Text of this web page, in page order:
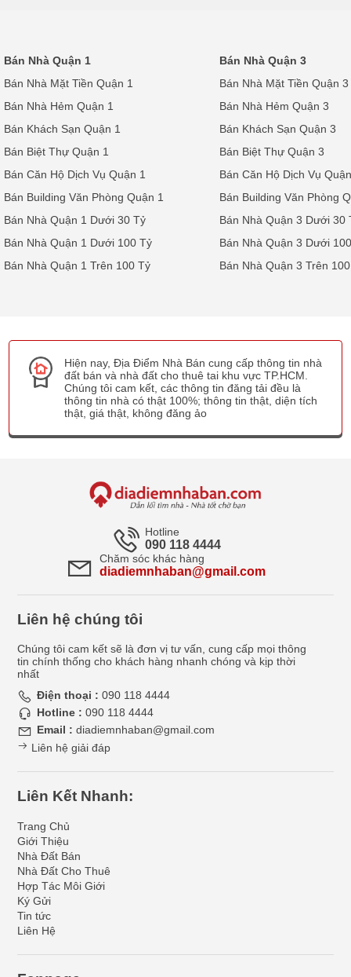
Bán Nhà Quận 1
Bán Nhà Quận 3
Bán Nhà Mặt Tiền Quận 1
Bán Nhà Mặt Tiền Quận 3
Bán Nhà Hẻm Quận 1
Bán Nhà Hẻm Quận 3
Bán Khách Sạn Quận 1
Bán Khách Sạn Quận 3
Bán Biệt Thự Quận 1
Bán Biệt Thự Quận 3
Bán Căn Hộ Dịch Vụ Quận 1
Bán Căn Hộ Dịch Vụ
Bán Building Văn Phòng Quận 1
Bán Building Văn Phòng
Bán Nhà Quận 1 Dưới 30 Tỷ
Bán Nhà Quận 3 Dưới 30
Bán Nhà Quận 1 Dưới 100 Tỷ
Bán Nhà Quận 3 Dưới
Bán Nhà Quận 1 Trên 100 Tỷ
Bán Nhà Quận 3 Trên
Hiện nay, Địa Điểm Nhà Bán cung cấp thông tin nhà
đất bán và nhà đất cho thuê tai khu vực TP.HCM.
Chúng tôi cam kết, các thông tin đăng tải đều là
thông tin nhà có thật 100%; thông tin thật, diện tích
thật, giá thật, không đăng ảo
Hotline
090 118 4444
Chăm sóc khác hàng
diadiemnhaban@gmail.com
Liên hệ chúng tôi
Chúng tôi cam kết sẽ là đơn vị tư vấn, cung cấp mọi thông
tin chính thống cho khách hàng nhanh chóng và kịp thời
nhất
Điện thoại : 090 118 4444
Hotline : 090 118 4444
Email : diadiemnhaban@gmail.com
Liên hệ giải đáp
Liên Kết Nhanh:
Trang Chủ
Giới Thiệu
Nhà Đất Bán
Nhà Đất Cho Thuê
Hợp Tác Môi Giới
Ký Gửi
Tin tức
Liên Hệ